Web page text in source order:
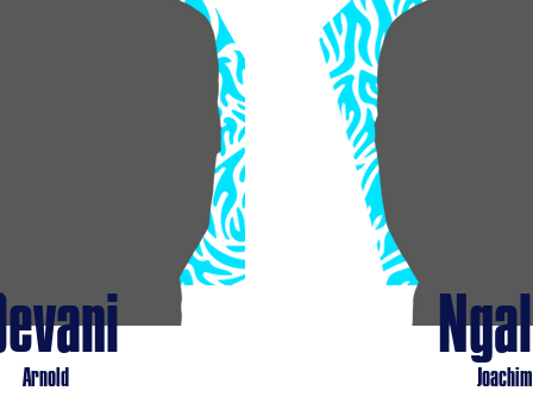
Arnold Joachim